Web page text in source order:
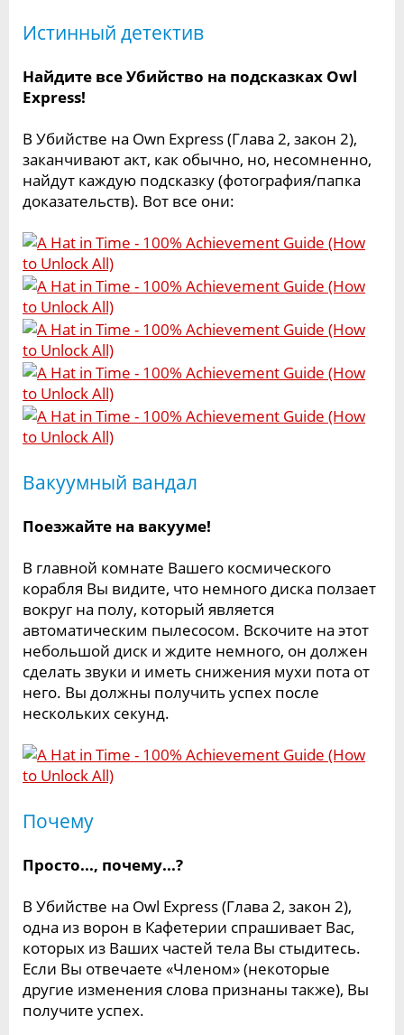
Истинный детектив
Найдите все Убийство на подсказках Owl
Express!
В Убийстве на Own Express (Глава 2, закон 2),
заканчивают акт, как обычно, но, несомненно,
найдут каждую подсказку (фотография/папка
доказательств). Вот все они:
Вакуумный вандал
Поезжайте на вакууме!
В главной комнате Вашего космического
корабля Вы видите, что немного диска ползает
вокруг на полу, который является
автоматическим пылесосом. Вскочите на этот
небольшой диск и ждите немного, он должен
сделать звуки и иметь снижения мухи пота от
него. Вы должны получить успех после
нескольких секунд.
Почему
Просто..., почему...?
В Убийстве на Owl Express (Глава 2, закон 2),
одна из ворон в Кафетерии спрашивает Вас,
которых из Ваших частей тела Вы стыдитесь.
Если Вы отвечаете «Членом» (некоторые
другие изменения слова признаны также), Вы
получите успех.